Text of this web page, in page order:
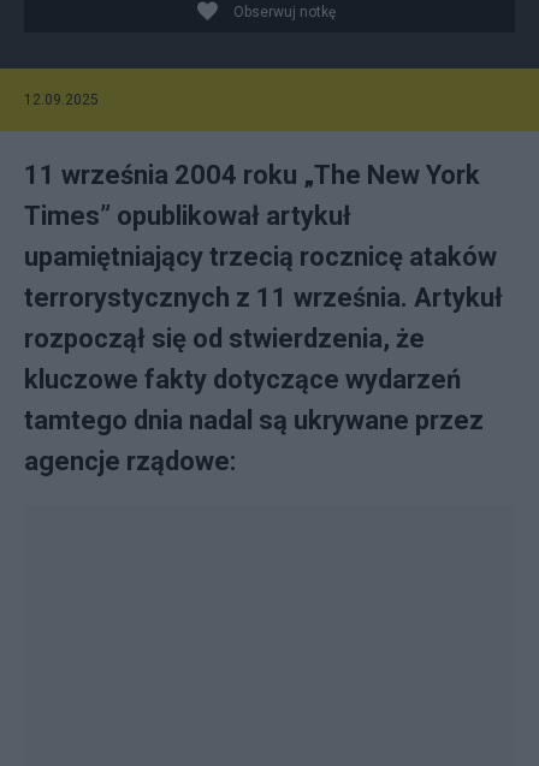
Obserwuj notkę
12.09.2025
11 września 2004 roku „The New York
Times” opublikował artykuł
upamiętniający trzecią rocznicę ataków
terrorystycznych z 11 września. Artykuł
rozpoczął się od stwierdzenia, że ​​
kluczowe fakty dotyczące wydarzeń
tamtego dnia nadal są ukrywane przez
agencje rządowe: